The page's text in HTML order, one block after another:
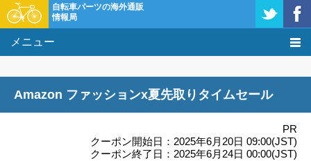
自転車パーツの海外通販
情報局
メニュー
基礎知識
Amazon ファッションx夏先取りタイムセール
PR
クーポン開始日：2025年6月20日 09:00(JST)
クーポン終了日：2025年6月24日 00:00(JST)